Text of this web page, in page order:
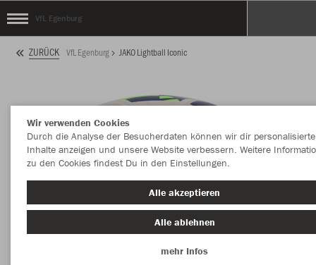
VfL Egenburg
ZURÜCK VfL Egenburg JAKO Lightball Iconic
Wir verwenden Cookies
Durch die Analyse der Besucherdaten können wir dir personalisierte
Inhalte anzeigen und unsere Website verbessern. Weitere
zu den Cookies findest Du in den Einstellungen.
Alle akzeptieren
Alle ablehnen
mehr Infos